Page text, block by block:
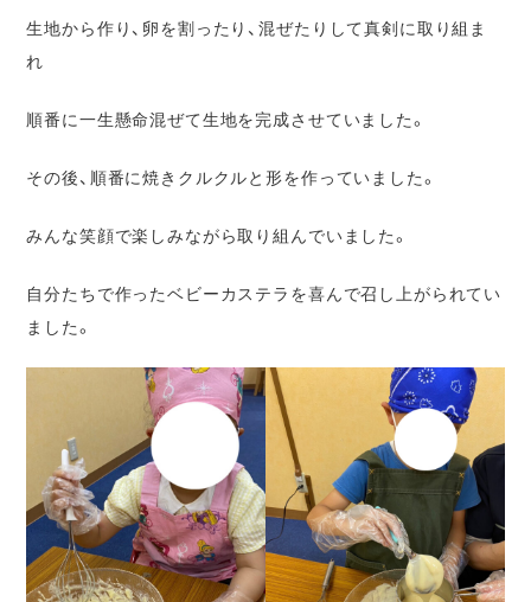
生地から作り、卵を割ったり、混ぜたりして真剣に取り組ま
れ
順番に一生懸命混ぜて生地を完成させていました。
その後、順番に焼きクルクルと形を作っていました。
みんな笑顔で楽しみながら取り組んでいました。
自分たちで作ったベビーカステラを喜んで召し上がられてい
ました。